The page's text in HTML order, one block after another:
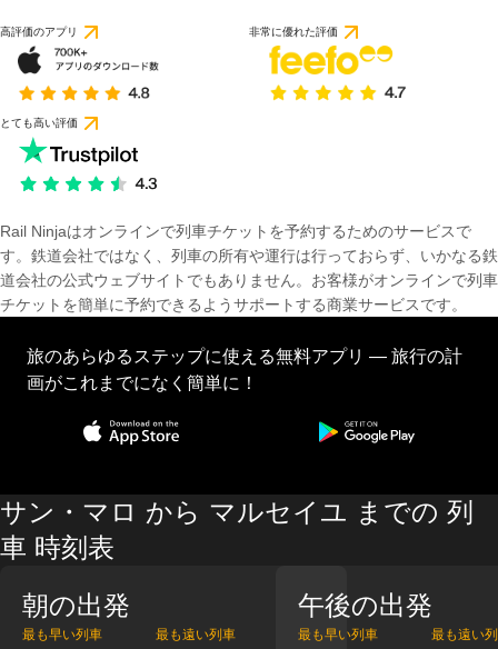
高評価のアプリ 非常に優れた評価
とても高い評価
Rail Ninjaはオンラインで列車チケットを予約するためのサービスで
す。鉄道会社ではなく、列車の所有や運行は行っておらず、いかなる鉄
道会社の公式ウェブサイトでもありません。お客様がオンラインで列車
チケットを簡単に予約できるようサポートする商業サービスです。
旅のあらゆるステップに使える無料アプリ — 旅行の計
画がこれまでになく簡単に！
サン・マロ から マルセイユ までの 列
車 時刻表
朝の出発
最も早い列車 最も遠い列車
午後の出発
最も早い列車 最も遠い